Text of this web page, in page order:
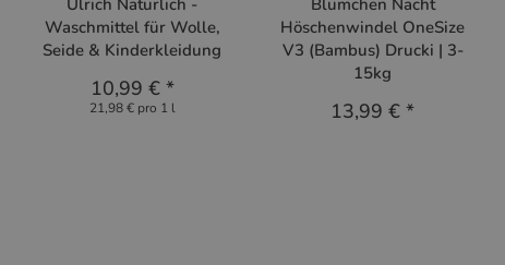
Ulrich Natürlich -
Waschmittel für Wolle,
Seide & Kinderkleidung
10,99 € *
21,98 € pro 1 l
Blümchen Nacht
Höschenwindel OneSize
V3 (Bambus) Drucki | 3-
15kg
13,99 €*